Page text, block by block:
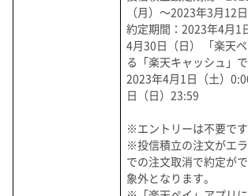
（月）～2023年3月12
約定期間：2023年4月1
4月30日（日） 「楽天
る「楽天キャッシュ」
2023年4月1日（土）
日（日）23:59
※エントリーは不要です
※投信積立の注文がエ
での注文取消で約定が
象外となります。